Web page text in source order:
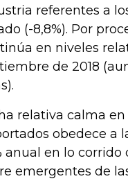
referentes a
(-8,8%). Por
en niveles
de 2018
relativa calma
obedece a
anual en lo
emergentes de